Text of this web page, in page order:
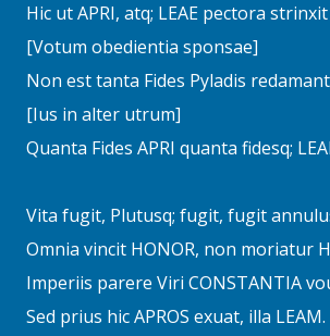
Hic ut APRI, atq; LEAE pectora
[Votum obedientia sponsae]
Non est tanta Fides Pyladis
[Ius in alter utrum]
Quanta Fides APRI quanta fidesq;
Vita fugit, Plutusq; fugit, fugit
Omnia vincit HONOR, non moriatur
Imperiis parere Viri CONSTANTIA
Sed prius hic APROS exuat, illa LEAM.